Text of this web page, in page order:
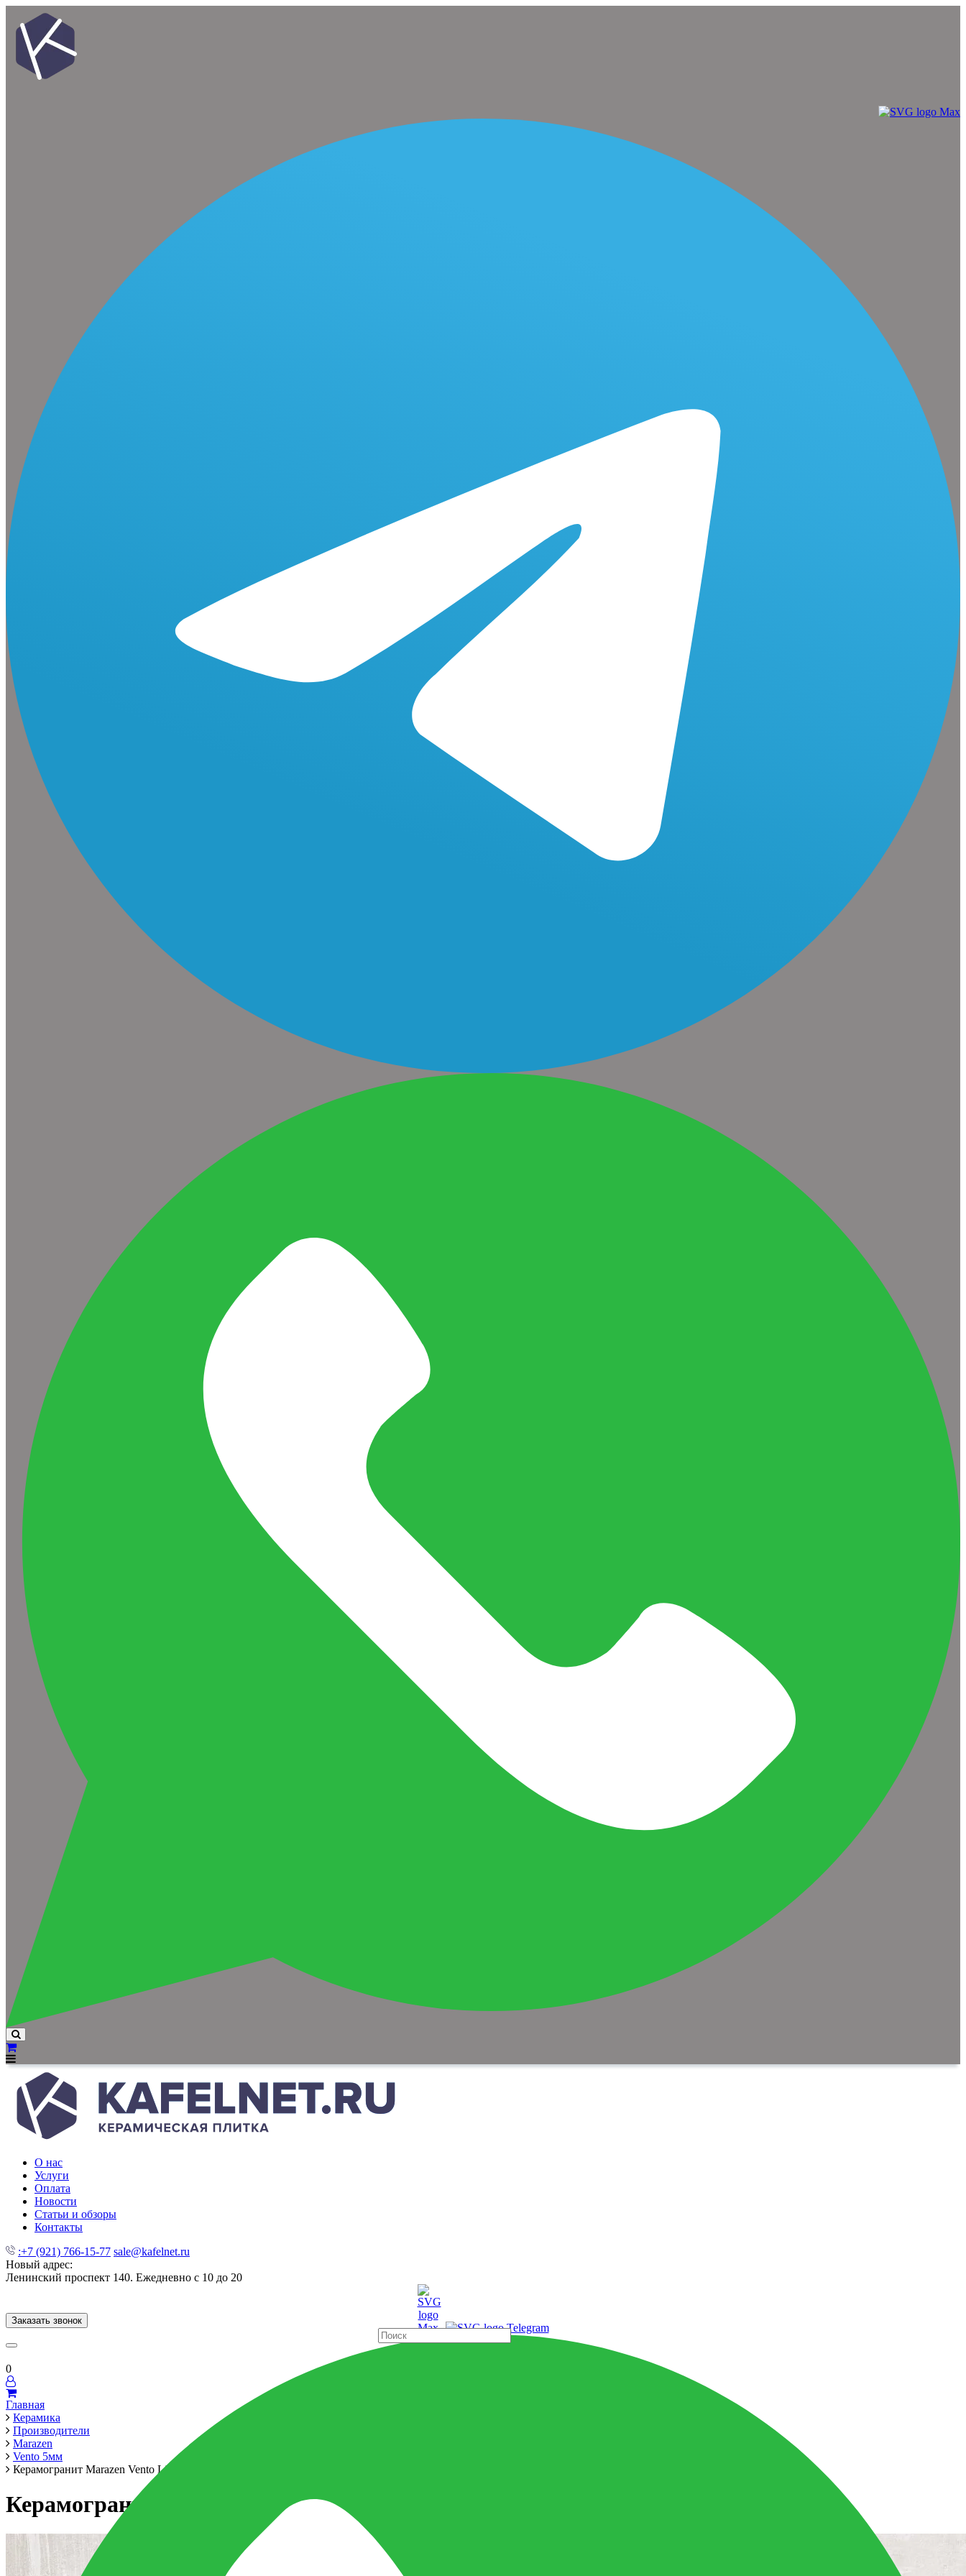
О нас
Услуги
Оплата
Новости
Статьи и обзоры
Контакты
:+7 (921) 766-15-77 sale@kafelnet.ru
Новый адрес:
Ленинский проспект 140. Ежедневно с 10 до 20
Заказать звонок
0
Главная
Керамика
Производители
Marazen
Vento 5мм
Керамогранит Marazen Vento Light Carving Rectificado 60x120x0.5
Керамогранит Marazen Vento Light Carving Rectificado 60x120x0.5